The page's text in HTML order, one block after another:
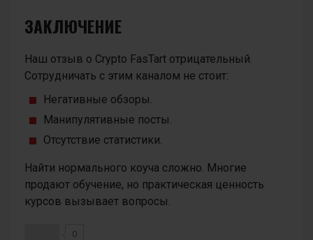
ЗАКЛЮЧЕНИЕ
Наш отзыв о Crypto FasTart отрицательный.
Сотрудничать с этим каналом не стоит:
Негативные обзоры.
Манипулятивные посты.
Отсутствие статистики.
Найти нормального коуча сложно. Многие
продают обучение, но практическая ценность
курсов вызывает вопросы.
0